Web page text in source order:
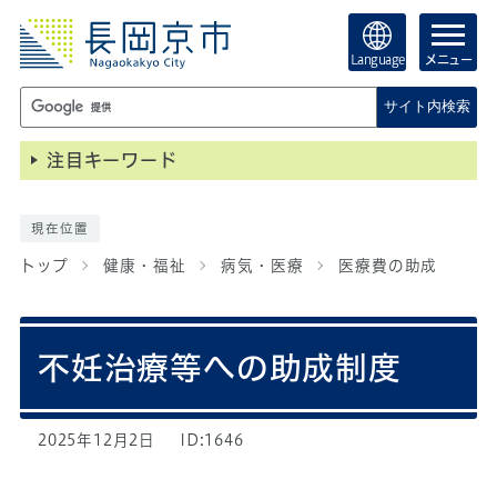
Language メニュー
サイト内検索
注目キーワード
現在位置
トップ 健康・福祉 病気・医療 医療費の助成
不妊治療等への助成制度
2025年12月2日 ID:1646